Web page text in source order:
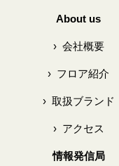
About us
›会社概要
› フロア紹介
›取扱ブランド
›アクセス
情報発信局